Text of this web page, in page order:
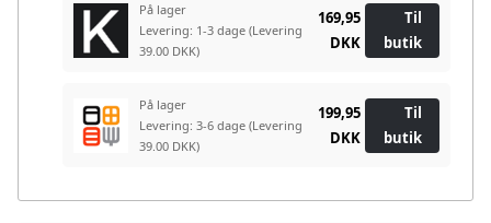
På lager
Levering: 1-3 dage (Levering
39.00 DKK)
169,95
DKK
Til
butik
På lager
Levering: 3-6 dage (Levering
39.00 DKK)
199,95
DKK
Til
butik